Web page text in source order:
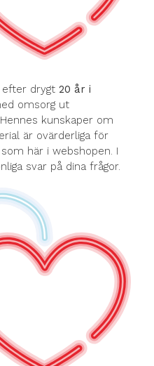
efter drygt 20 år i
omsorg ut
kunskaper om
är ovärderliga för
här i webshopen. I
svar på dina frågor.